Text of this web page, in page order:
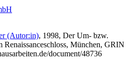
(Autor:in), 1998, Der Um- bzw.
Renaissanceschloss, München, GRIN
document/48736